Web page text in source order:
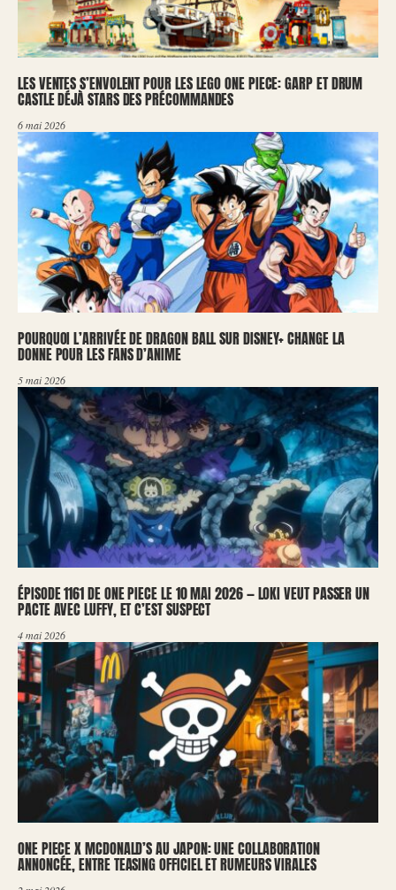
LES VENTES S’ENVOLENT POUR LES LEGO ONE PIECE: GARP ET DRUM
CASTLE DÉJÀ STARS DES PRÉCOMMANDES
6 mai 2026
POURQUOI L’ARRIVÉE DE DRAGON BALL SUR DISNEY+ CHANGE LA
DONNE POUR LES FANS D’ANIME
5 mai 2026
ÉPISODE 1161 DE ONE PIECE LE 10 MAI 2026 — LOKI VEUT PASSER UN
PACTE AVEC LUFFY, ET C’EST SUSPECT
4 mai 2026
ONE PIECE X MCDONALD’S AU JAPON: UNE COLLABORATION
ANNONCÉE, ENTRE TEASING OFFICIEL ET RUMEURS VIRALES